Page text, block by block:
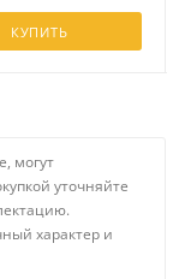
КУПИТЬ
могут
уточняйте
характер и